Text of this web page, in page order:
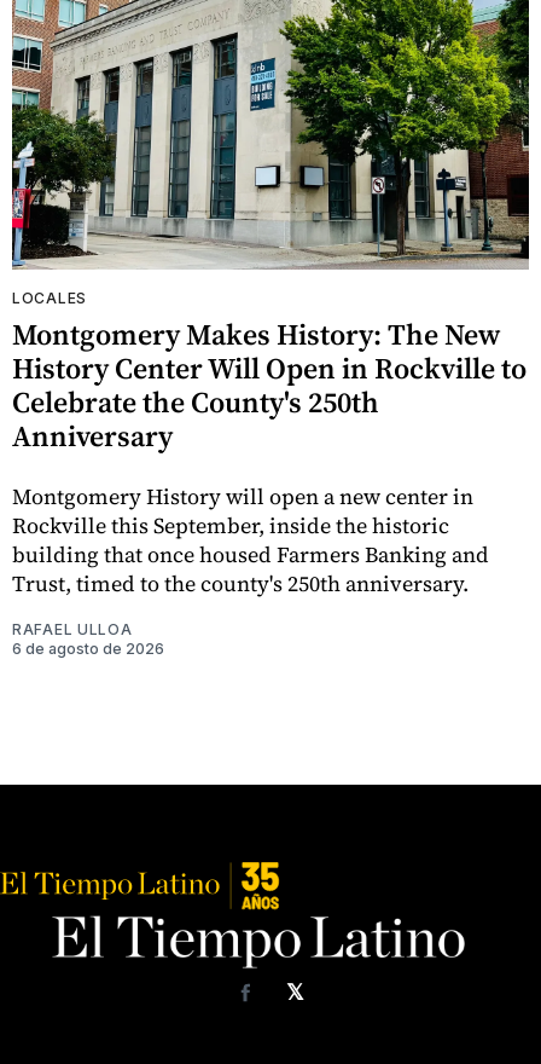
LOCALES
Montgomery Makes History: The New
History Center Will Open in Rockville to
Celebrate the County's 250th
Anniversary
Montgomery History will open a new center in
Rockville this September, inside the historic
building that once housed Farmers Banking and
Trust, timed to the county's 250th anniversary.
RAFAEL ULLOA
6 de agosto de 2026
𝕏
Facebook